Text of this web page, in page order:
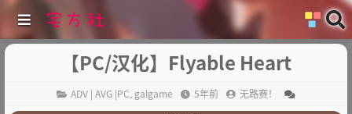
【PC/汉化】Flyable Heart
ADV | AVG |PC, galgame 5年前 无路赛！